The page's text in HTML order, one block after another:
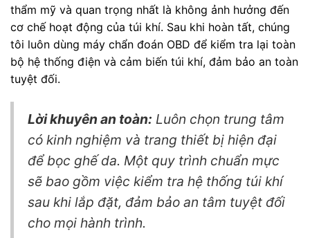
thẩm mỹ và quan trọng nhất là không ảnh hưởng đến
cơ chế hoạt động của túi khí. Sau khi hoàn tất, chúng
tôi luôn dùng máy chẩn đoán OBD để kiểm tra lại toàn
bộ hệ thống điện và cảm biến túi khí, đảm bảo an toàn
tuyệt đối.
Lời khuyên an toàn: Luôn chọn trung tâm
có kinh nghiệm và trang thiết bị hiện đại
để bọc ghế da. Một quy trình chuẩn mực
sẽ bao gồm việc kiểm tra hệ thống túi khí
sau khi lắp đặt, đảm bảo an tâm tuyệt đối
cho mọi hành trình.